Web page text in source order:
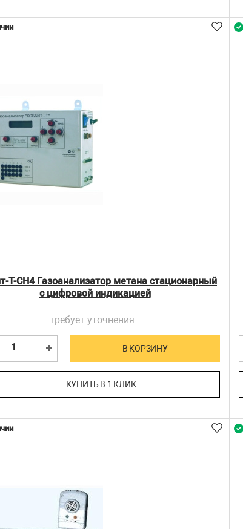
Т-CH4 Газоанализатор метана стационарный
с цифровой индикацией
требует уточнения
В КОРЗИНУ
КУПИТЬ В 1 КЛИК